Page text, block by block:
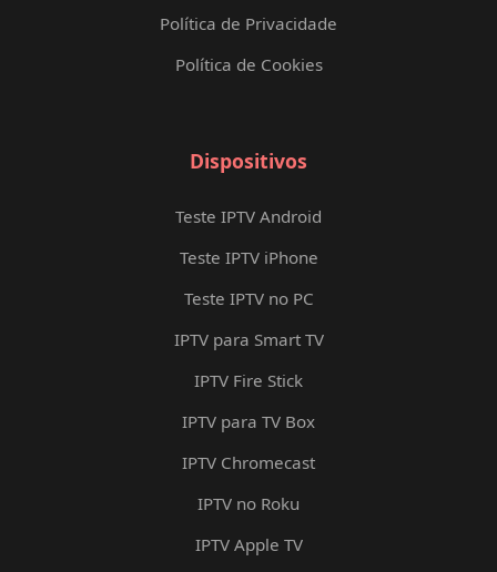
Política de Privacidade
Política de Cookies
Dispositivos
Teste IPTV Android
Teste IPTV iPhone
Teste IPTV no PC
IPTV para Smart TV
IPTV Fire Stick
IPTV para TV Box
IPTV Chromecast
IPTV no Roku
IPTV Apple TV